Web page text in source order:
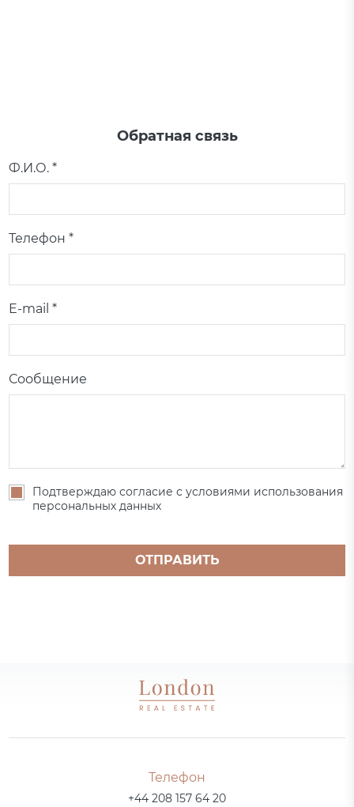
Обратная связь
Ф.И.О. *
Телефон *
E-mail *
Сообщение
Подтверждаю согласие с условиями использования
персональных данных
ОТПРАВИТЬ
Телефон
+44 208 157 64 20